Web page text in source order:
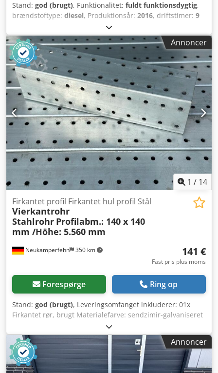
Stand: god (brugt), Funktionalitet: fuldt funktionsdygtig,
brændstoftype: diesel, Produktionsår: 2016, driftstimer: 9
, Hybrid LED-lystårn Smart solcellebatteri- og
dieselsystem Mærke: Verdegro Type: LLTT-H Årgang: 2016
Solcelleanlæg (350 W) Højtydende LED-lygter Fotocelle
dagslyssensor (automatisk/til/fra) Fjederdrevet kabeltromle
Option: Geo-fencing via DSE webgrænseflade 7-sektions
lodret tårn (galvaniseret stål) Trucklommer foroven og
under chassiset LED-bagbelysning infoskræm Dcjdpfx
Ajwhmqrsdtsk Hybrid dieselgenerator Brændstoftank
kapacitet: 140 L Opsamlingsbakke/spildbakke Fire
teleskopiske støtteben og nivelleringsdonkrafte Aksel med
torsionsgummiaffjedring
Annoncer
1 / 14
Neukamperfehn 350 km
Firkantet profil Firkantet hul profil Stål
Vierkantrohr
Stahlrohr Profilabm.: 140 x 140
mm /Höhe: 5.560 mm
141 €
Fast pris plus moms
Forespørge Ring op
Stand: god (brugt), Leveringsomfanget inkluderer: 01x
Firkantet rør, brugt Materialefarve: sendzimir-galvaniseret
Samlet højde: ca. 5.560 mm Dcsdpfxsrxb R Ne Adtsk
Firkantprofil: 140 x 140 mm Materialetykkelse: 4 mm
Hulmønster: 75 x 50 mm Huldiameter: 13 mm Bemærk:
Nogle af de firkantede rør er dobbeltforstærkede ved en
højde på 4.910 mm eller 5.010 mm. Aktuelt på lager: ca.
Annoncer